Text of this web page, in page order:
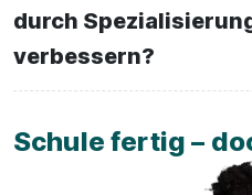
durch
verbessern?
Schule fertig –